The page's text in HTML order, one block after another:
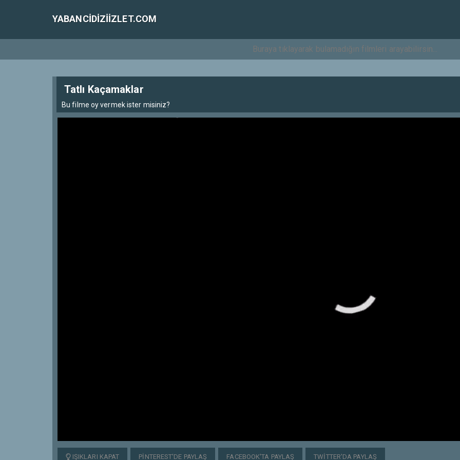
YABANCIDIZIIZLET.COM
Tatlı Kaçamaklar
Bu filme oy vermek ister misiniz?
IŞIKLARI KAPAT PINTEREST'DE PAYLAŞ FACEBOOK'TA PAYLAŞ TWITTER'DA PAYLAŞ